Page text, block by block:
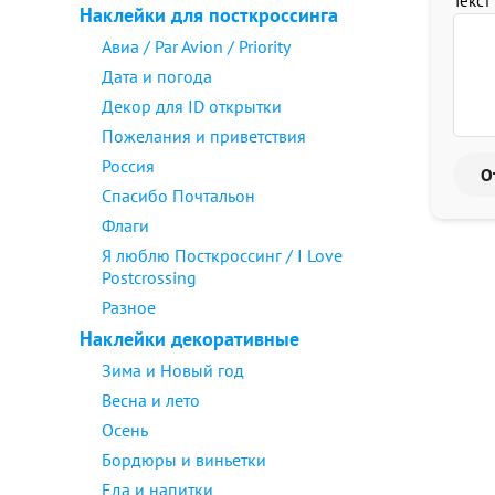
Наклейки для посткроссинга
Авиа / Par Avion / Priority
Дата и погода
Декор для ID открытки
Пожелания и приветствия
Россия
Спасибо Почтальон
Флаги
Я люблю Посткроссинг / I Love
Postcrossing
Разное
Наклейки декоративные
Зима и Новый год
Весна и лето
Осень
Бордюры и виньетки
Еда и напитки